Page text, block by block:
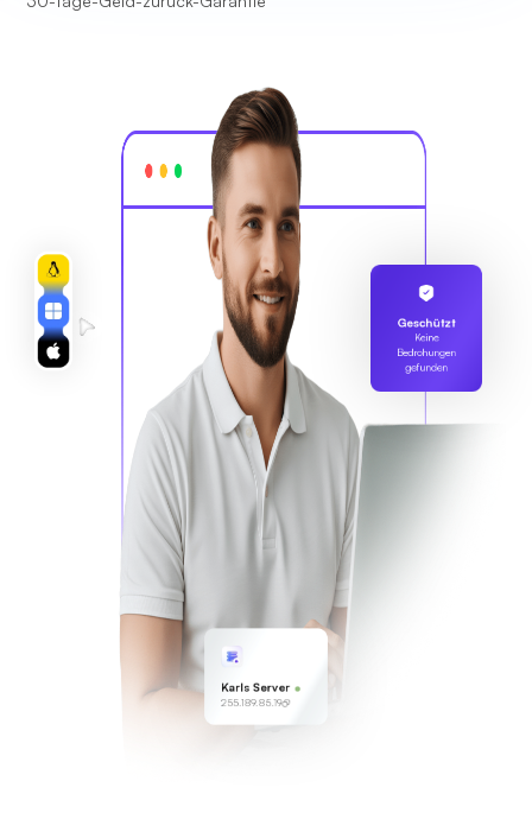
Geschützt
Keine
Bedrohungen
gefunden
Karls Server
255.189.85.19